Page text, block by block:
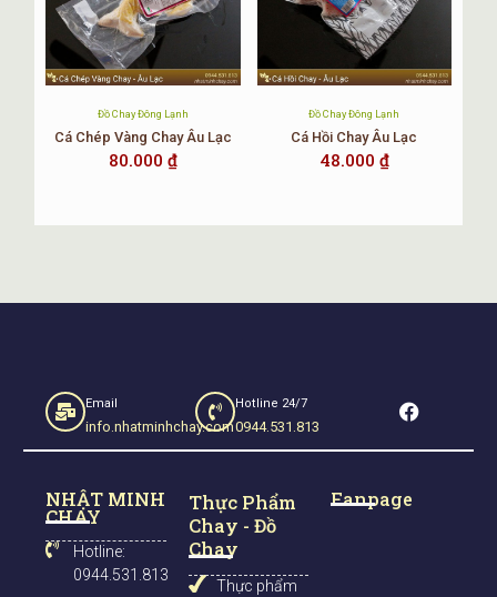
Đồ Chay Đông Lạnh
Cá Chép Vàng Chay Âu Lạc
80.000 ₫
Đồ Chay Đông Lạnh
Cá Hồi Chay Âu Lạc
48.000 ₫
Email
info.nhatminhchay.com
Hotline 24/7
0944.531.813
F
a
o
NHẬT MINH
CHAY
Hotline:
0944.531.813
Thực Phẩm
Chay - Đồ
Chay
Thực phẩm
Fanpage